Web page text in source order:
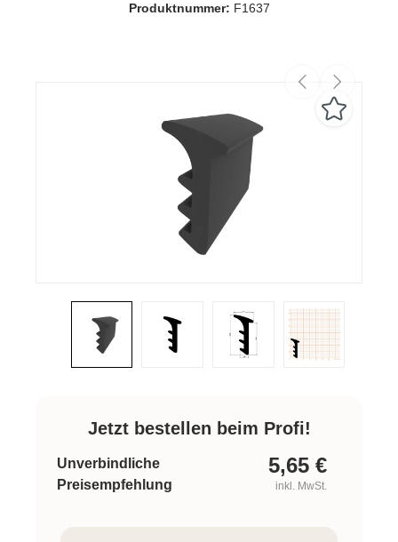
Produktnummer: F1637
Jetzt bestellen beim Profi!
Unverbindliche
Preisempfehlung
5,65 €
inkl. MwSt.